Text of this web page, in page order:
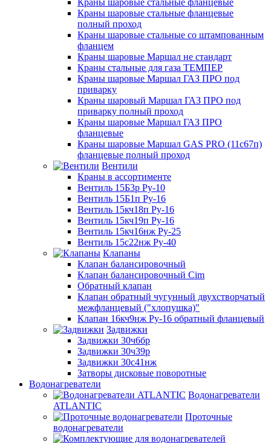
Краны шаровые стальные фланцевые
полный проход
Краны шаровые стальные со штампованным
фланцем
Краны шаровые Маршал не стандарт
Краны стальные для газа ТЕМПЕР
Краны шаровые Маршал ГАЗ ПРО под
приварку
Краны шаровый Маршал ГАЗ ПРО под
приварку полный проход
Краны шаровые Маршал ГАЗ ПРО
фланцевые
Краны шаровые Маршал GAS PRO (11с67п)
фланцевые полный проход
Вентили
Краны в ассортименте
Вентиль 15Б3р Ру-10
Вентиль 15Б1п Ру-16
Вентиль 15кч18п Ру-16
Вентиль 15кч19п Ру-16
Вентиль 15кч16нж Ру-25
Вентиль 15с22нж Ру-40
Клапаны
Клапан балансировочный
Клапан балансировочный Cim
Обратный клапан
Клапан обратный чугунный двухстворчатый
межфланцевый ("хлопушка)"
Клапан 16кч9нж Ру-16 обратный фланцевый
Задвижки
Задвижки 30ч6бр
Задвижки 30ч39р
Задвижки 30с41нж
Затворы дисковые поворотные
Водонагреватели
Водонагреватели
ATLANTIC
Проточные
водонагреватели